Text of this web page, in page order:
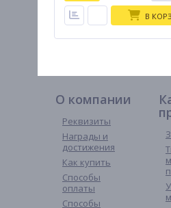
В
О компании
Реквизиты
Награды и
достижения
Как купить
Способы
оплаты
Способы